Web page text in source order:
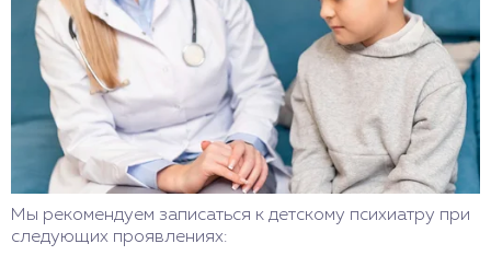
Мы рекомендуем записаться к детскому психиатру при
следующих проявлениях: